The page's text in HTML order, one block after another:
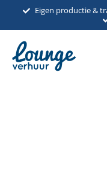
inhoud
Eigen productie &